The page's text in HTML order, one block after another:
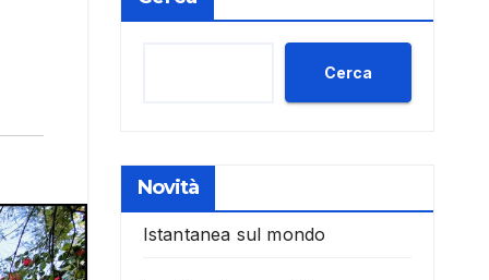
Cerca
Novità
Istantanea sul mondo